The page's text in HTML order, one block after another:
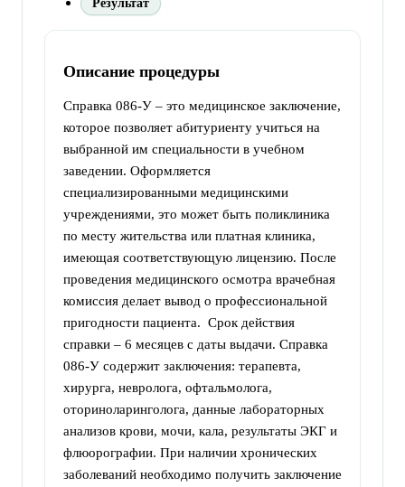
Результат
Описание процедуры
Справка 086-У – это медицинское заключение,
которое позволяет абитуриенту учиться на
выбранной им специальности в учебном
заведении. Оформляется
специализированными медицинскими
учреждениями, это может быть поликлиника
по месту жительства или платная клиника,
имеющая соответствующую лицензию. После
проведения медицинского осмотра врачебная
комиссия делает вывод о профессиональной
пригодности пациента. Срок действия
справки – 6 месяцев с даты выдачи. Справка
086-У содержит заключения: терапевта,
хирурга, невролога, офтальмолога,
оториноларинголога, данные лабораторных
анализов крови, мочи, кала, результаты ЭКГ и
флюорографии. При наличии хронических
заболеваний необходимо получить заключение